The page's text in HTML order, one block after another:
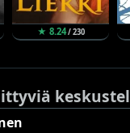
★ 8.24/ 230